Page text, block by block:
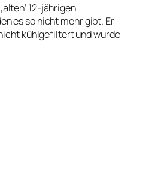
12-jährigen
es so nicht mehr gibt. Er
kühlgefiltert und wurde